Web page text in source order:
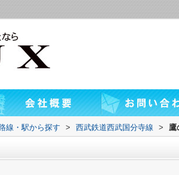
線・駅から探す > 西武鉄道西武国分寺線 > 鷹